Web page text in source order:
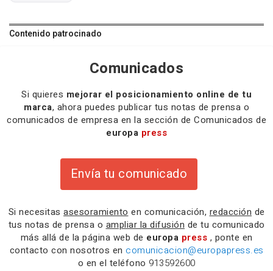
Contenido patrocinado
Comunicados
Si quieres mejorar el posicionamiento online de tu
marca, ahora puedes publicar tus notas de prensa o
comunicados de empresa en la sección de Comunicados de
europa press
Envía tu comunicado
Si necesitas asesoramiento en comunicación, redacción de
tus notas de prensa o ampliar la difusión de tu comunicado
más allá de la página web de europa press , ponte en
contacto con nosotros en comunicacion@europapress.es
o en el teléfono 913592600